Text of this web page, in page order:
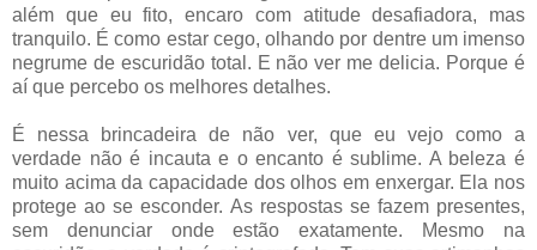
além que eu fito, encaro com atitude desafiadora, mas
tranquilo. É como estar cego, olhando por dentre um imenso
negrume de escuridão total. E não ver me delicia. Porque é
aí que percebo os melhores detalhes.
É nessa brincadeira de não ver, que eu vejo como a
verdade não é incauta e o encanto é sublime. A beleza é
muito acima da capacidade dos olhos em enxergar. Ela nos
protege ao se esconder. As respostas se fazem presentes,
sem denunciar onde estão exatamente. Mesmo na